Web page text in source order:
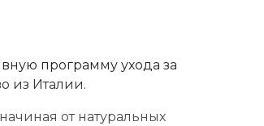
программу ухода за
из Италии.
от натуральных